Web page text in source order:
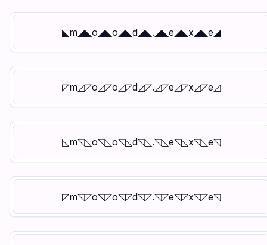
◣m◢◣o◢◣o◢◣d◢◣.◢◣e◢◣x◢◣e◢
◸m◿◸o◿◸o◿◸d◿◸.◿◸e◿◸x◿◸e◿
◺m◹◺o◹◺o◹◺d◹◺.◹◺e◹◺x◹◺e◹
◸m◹◸o◹◸o◹◸d◹◸.◹◸e◹◸x◹◸e◹